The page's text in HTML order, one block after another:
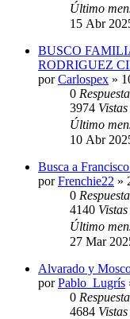
Último
15 Abr
BUSCO
RODRIGUEZ
porCarlospex »
0
3974 Vistas
Último
10 Abr
Busca a
porFrenchie22 »
0
4140 Vistas
Último
27 Mar
Alvarado y
porPablo_Lugrís
0
4684 Vistas